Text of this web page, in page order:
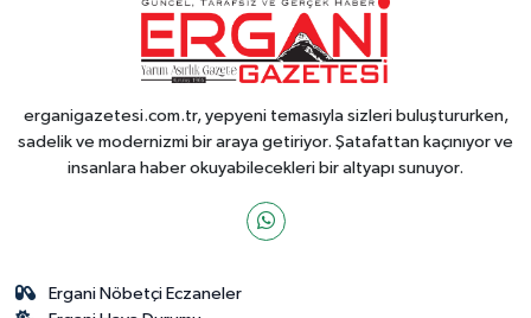
erganigazetesi.com.tr, yepyeni temasıyla sizleri buluştururken,
sadelik ve modernizmi bir araya getiriyor. Şatafattan kaçınıyor ve
insanlara haber okuyabilecekleri bir altyapı sunuyor.
Ergani Nöbetçi Eczaneler